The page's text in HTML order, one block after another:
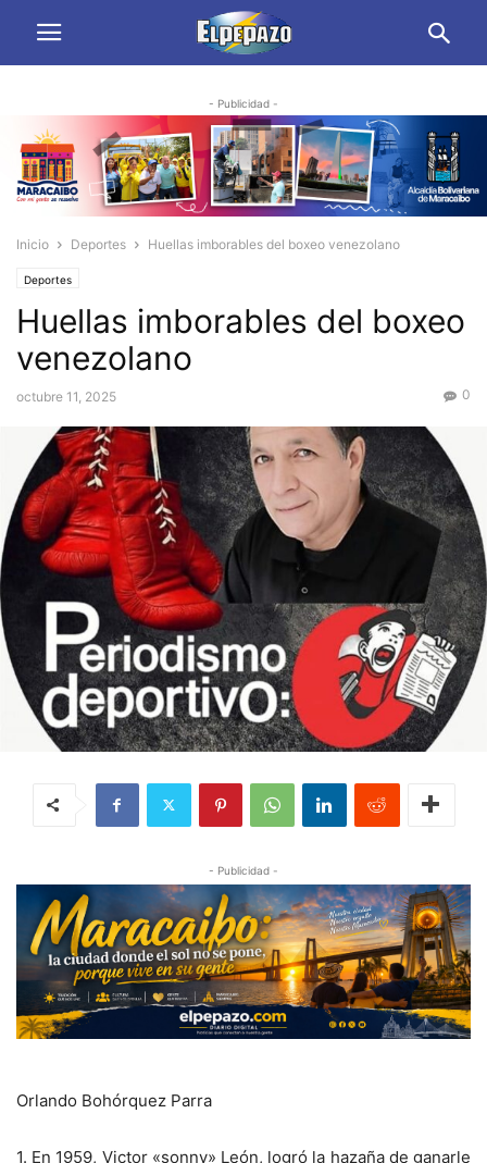
- Publicidad -
Inicio Deportes Huellas imborables del boxeo venezolano
Deportes
Huellas imborables del boxeo
venezolano
octubre 11, 2025 0
- Publicidad -
Orlando Bohórquez Parra
1. En 1959, Victor «sonny» León, logró la hazaña de ganarle